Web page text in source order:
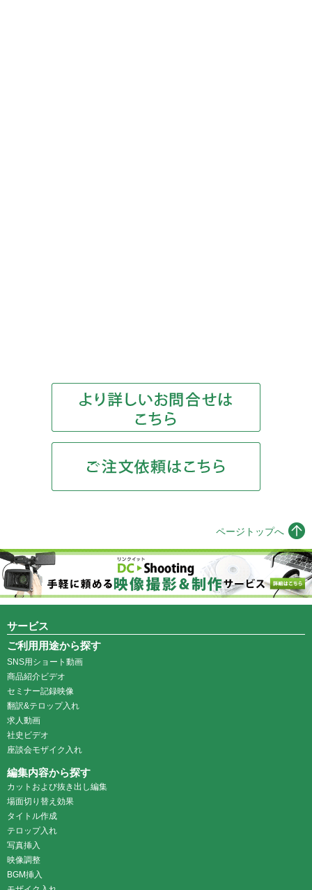
ページトップへ
サービス
ご利用用途から探す
SNS用ショート動画
商品紹介ビデオ
セミナー記録映像
翻訳&テロップ入れ
求人動画
社史ビデオ
座談会モザイク入れ
編集内容から探す
カットおよび抜き出し編集
場面切り替え効果
タイトル作成
テロップ入れ
写真挿入
映像調整
BGM挿入